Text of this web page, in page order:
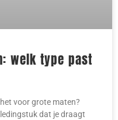
welk type past
voor grote maten?
dat je draagt